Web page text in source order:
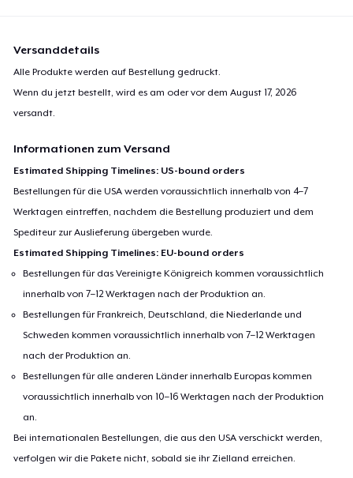
Versanddetails
Alle Produkte werden auf Bestellung gedruckt.
Wenn du jetzt bestellt, wird es am oder vor demAugust 17, 2026
versandt.
Informationen zum Versand
Estimated Shipping Timelines: US-bound orders
Bestellungen für die USA werden voraussichtlich innerhalb von 4–7
Werktagen eintreffen, nachdem die Bestellung produziert und dem
Spediteur zur Auslieferung übergeben wurde.
Estimated Shipping Timelines: EU-bound orders
Bestellungen für das Vereinigte Königreich kommen voraussichtlich
innerhalb von 7–12 Werktagen nach der Produktion an.
Bestellungen für Frankreich, Deutschland, die Niederlande und
Schweden kommen voraussichtlich innerhalb von 7–12 Werktagen
nach der Produktion an.
Bestellungen für alle anderen Länder innerhalb Europas kommen
voraussichtlich innerhalb von 10–16 Werktagen nach der Produktion
an.
Bei internationalen Bestellungen, die aus den USA verschickt werden,
verfolgen wir die Pakete nicht, sobald sie ihr Zielland erreichen.